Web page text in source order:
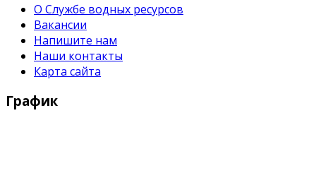
О Службе водных ресурсов
Вакансии
Напишите нам
Наши контакты
Карта сайта
График